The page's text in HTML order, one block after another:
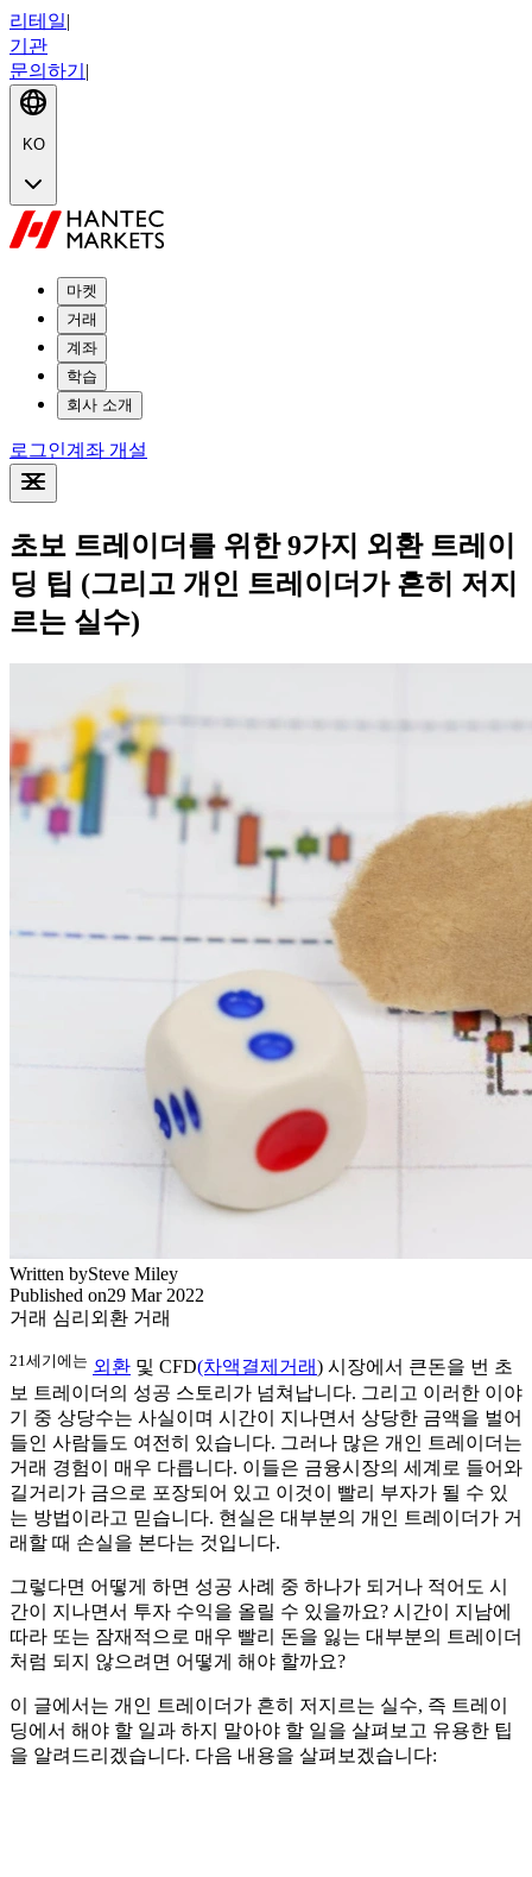
리테일|
기관
문의하기 |
KO
마켓
거래
계좌
학습
회사 소개
로그인계좌 개설
초보 트레이더를 위한 9가지 외환 트레이
딩 팁 (그리고 개인 트레이더가 흔히 저지
르는 실수)
Written bySteve Miley
Published on29 Mar 2022
거래 심리 외환 거래
21세기에는 외환 및 CFD(차액결제거래) 시장에서 큰돈을 번 초
보 트레이더의 성공 스토리가 넘쳐납니다. 그리고 이러한 이야
기 중 상당수는 사실이며 시간이 지나면서 상당한 금액을 벌어
들인 사람들도 여전히 있습니다. 그러나 많은 개인 트레이더는
거래 경험이 매우 다릅니다. 이들은 금융시장의 세계로 들어와
길거리가 금으로 포장되어 있고 이것이 빨리 부자가 될 수 있
는 방법이라고 믿습니다. 현실은 대부분의 개인 트레이더가 거
래할 때 손실을 본다는 것입니다.
그렇다면 어떻게 하면 성공 사례 중 하나가 되거나 적어도 시
간이 지나면서 투자 수익을 올릴 수 있을까요? 시간이 지남에
따라 또는 잠재적으로 매우 빨리 돈을 잃는 대부분의 트레이더
처럼 되지 않으려면 어떻게 해야 할까요?
이 글에서는 개인 트레이더가 흔히 저지르는 실수, 즉 트레이
딩에서 해야 할 일과 하지 말아야 할 일을 살펴보고 유용한 팁
을 알려드리겠습니다. 다음 내용을 살펴보겠습니다: